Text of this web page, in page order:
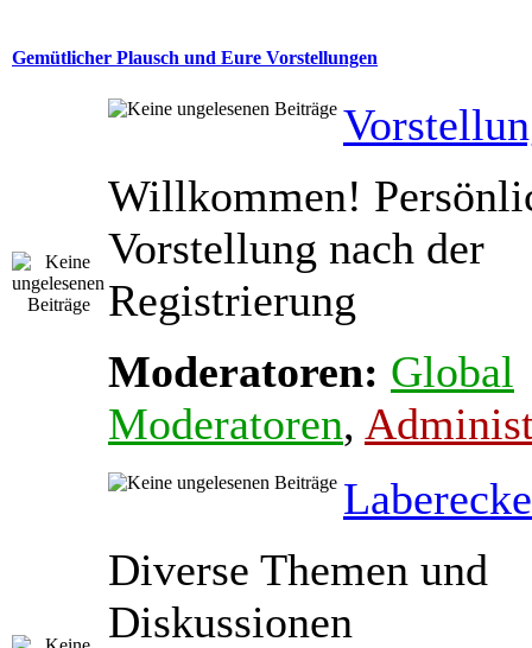
Gemütlicher Plausch und Eure Vorstellungen
Willkommen!
Vorstellung nach der
Registrierung
Moderatoren: Global
Moderatoren,
Laberecke
Diverse Themen und
Diskussionen